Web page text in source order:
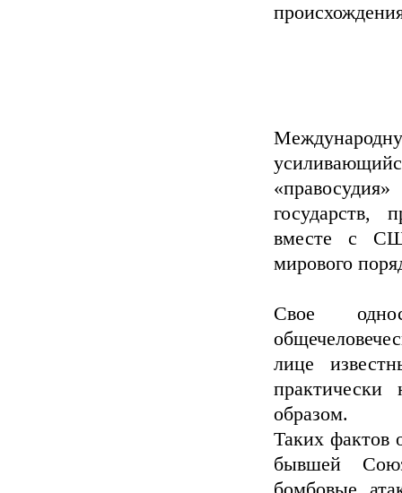
государств,
вместе с
мирового
Свое
лице
практически
образом.
Таких фактов
бывшей